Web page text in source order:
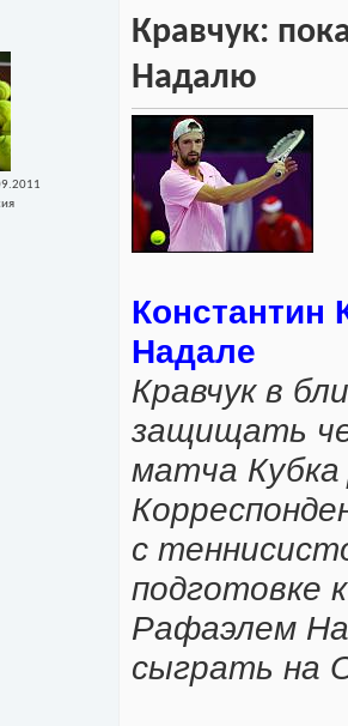
Кравчук:
Надалю
Константин
Надале
Кравчук в
защищать
матча
с
подготовке
Рафаэлем
сыграть на